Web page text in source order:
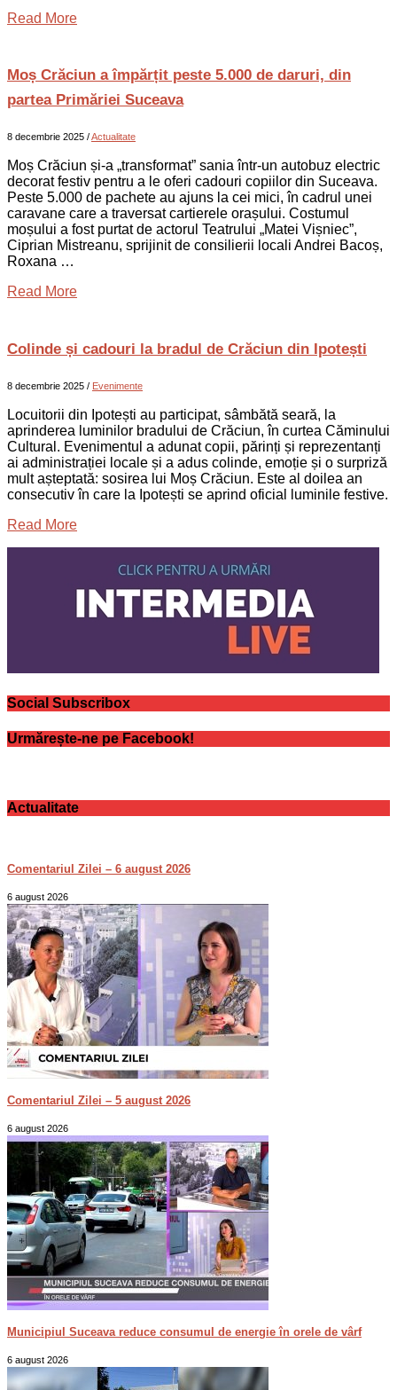
Read More
Moș Crăciun a împărțit peste 5.000 de daruri, din
partea Primăriei Suceava
8 decembrie 2025 /Actualitate
Moș Crăciun și-a „transformat” sania într-un autobuz electric
decorat festiv pentru a le oferi cadouri copiilor din Suceava.
Peste 5.000 de pachete au ajuns la cei mici, în cadrul unei
caravane care a traversat cartierele orașului. Costumul
moșului a fost purtat de actorul Teatrului „Matei Vișniec”,
Ciprian Mistreanu, sprijinit de consilierii locali Andrei Bacoș,
Roxana …
Read More
Colinde și cadouri la bradul de Crăciun din Ipotești
8 decembrie 2025 / Evenimente
Locuitorii din Ipotești au participat, sâmbătă seară, la
aprinderea luminilor bradului de Crăciun, în curtea Căminului
Cultural. Evenimentul a adunat copii, părinți și reprezentanți
ai administrației locale și a adus colinde, emoție și o surpriză
mult așteptată: sosirea lui Moș Crăciun. Este al doilea an
consecutiv în care la Ipotești se aprind oficial luminile festive.
Read More
Social Subscribox
Urmărește-ne pe Facebook!
Actualitate
Comentariul Zilei – 6 august 2026
6 august 2026
Comentariul Zilei – 5 august 2026
6 august 2026
Municipiul Suceava reduce consumul de energie în orele de vârf
6 august 2026